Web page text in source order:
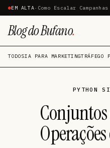
EM ALTA· Como Escalar
Blog do Bufano.
TODOSIA PARA MARKETINGTRÁFEGO
PYTHON